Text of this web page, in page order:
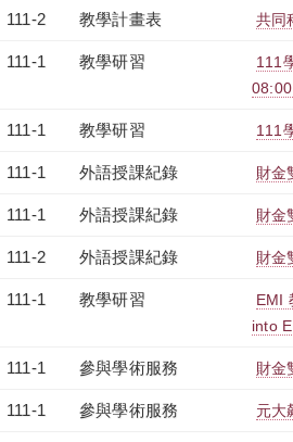
111-2 教學計畫表 共同
111-1 教學研習
111
111-1 教學研習 111
111-1 外語授課紀錄 財金
111-1 外語授課紀錄 財金
111-2 外語授課紀錄 財金
111-1 教學研習
EMI
into
111-1 參與學術服務 財金
111-1 參與學術服務 元大